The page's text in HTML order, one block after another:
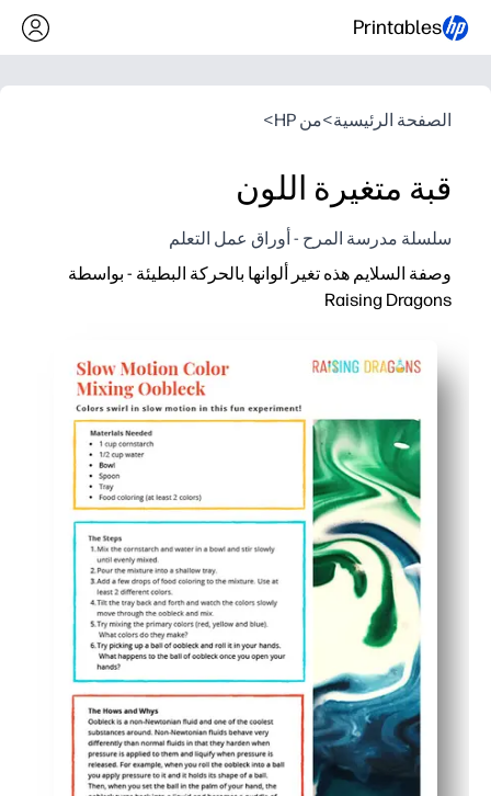
Printables
الصفحة الرئيسية>من HP >
قبة متغيرة اللون
سلسلة مدرسة المرح - أوراق عمل التعلم
وصفة السلايم هذه تغير ألوانها بالحركة البطيئة - بواسطة
Raising Dragons